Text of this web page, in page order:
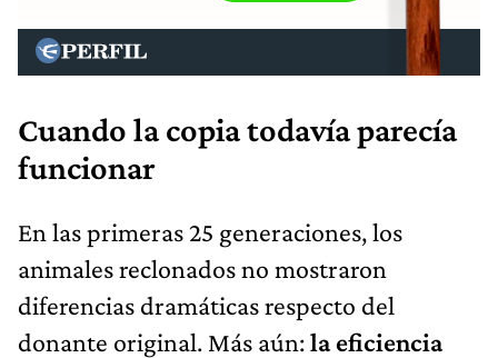
Cuando la copia todavía parecía
funcionar
En las primeras 25 generaciones, los
animales reclonados no mostraron
diferencias dramáticas respecto del
donante original. Más aún:la eficiencia